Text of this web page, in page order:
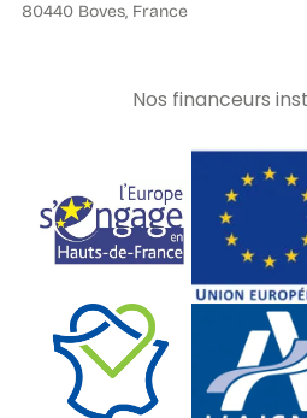
80440 Boves, France
Nos financeurs